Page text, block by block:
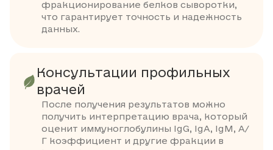
фракционирование белков сыворотки,
что гарантирует точность и надежность
данных.
Консультации профильных
врачей
После получения результатов можно
получить интерпретацию врача, который
оценит иммуноглобулины IgG, IgA, IgM, А/
Г коэффициент и другие фракции в